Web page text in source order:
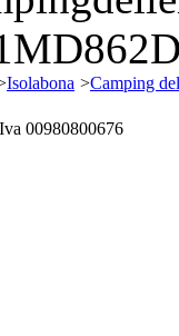
Isolabona >Camping
00980800676